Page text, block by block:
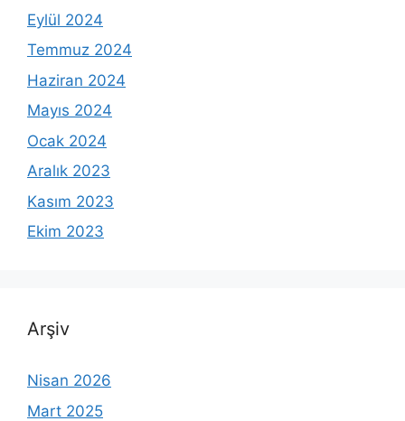
Eylül 2024
Temmuz 2024
Haziran 2024
Mayıs 2024
Ocak 2024
Aralık 2023
Kasım 2023
Ekim 2023
Arşiv
Nisan 2026
Mart 2025